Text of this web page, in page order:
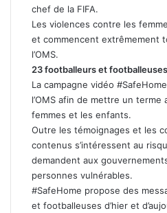
chef de la FIFA.
Les violences contre les
et commencent extrêmement
l’OMS.
23 footballeurs et
La campagne vidéo
l’OMS afin de mettre un
femmes et les enfants.
Outre les témoignages et les
contenus s’intéressent au
demandent aux
personnes vulnérables.
#SafeHome propose des
et footballeuses d’hier et